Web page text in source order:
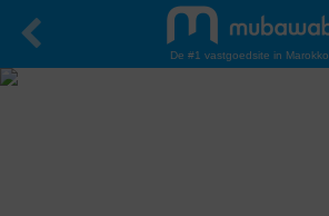
De #1 vastgoedsite in Marokko